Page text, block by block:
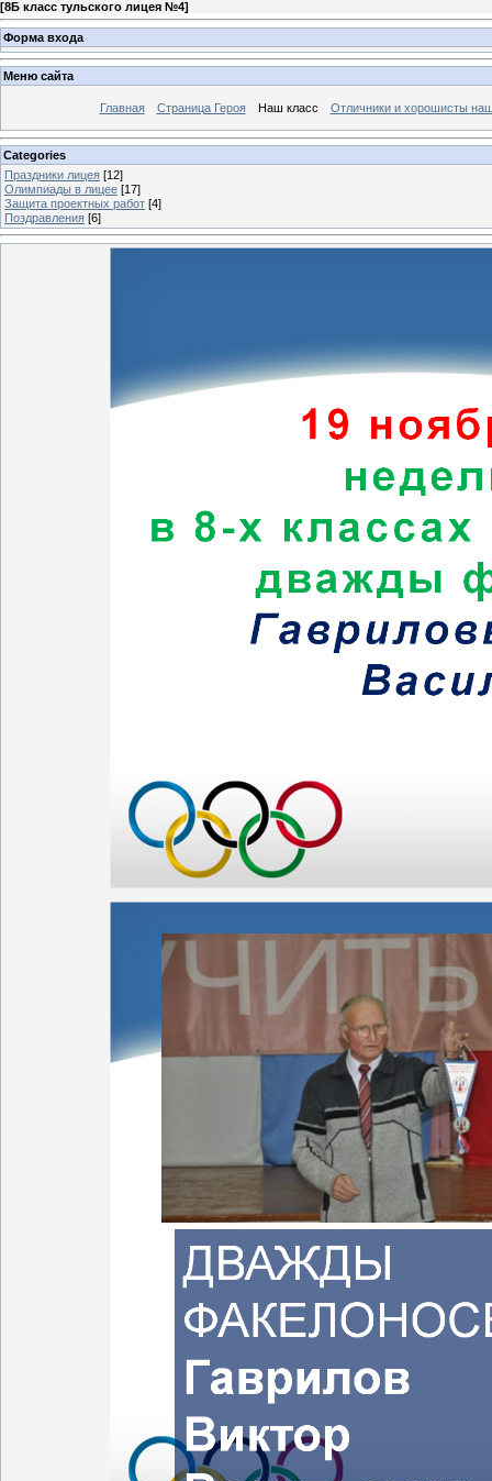
[8Б класс тульского лицея №4]
Форма входа
Меню сайта
Главная Страница Героя Наш класс Отличники и хорошисты
Categories
Праздники лицея [12]
Олимпиады в лицее [17]
Защита проектных работ [4]
Поздравления [6]